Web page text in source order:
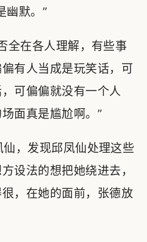
幽默。”
全在各人理解，有些事
有人当成是玩笑话，可
可偏偏就没有一个人
面真是尴尬啊。”
，发现邱凤仙处理这些
设法的想把她绕进去，
，在她的面前，张德放